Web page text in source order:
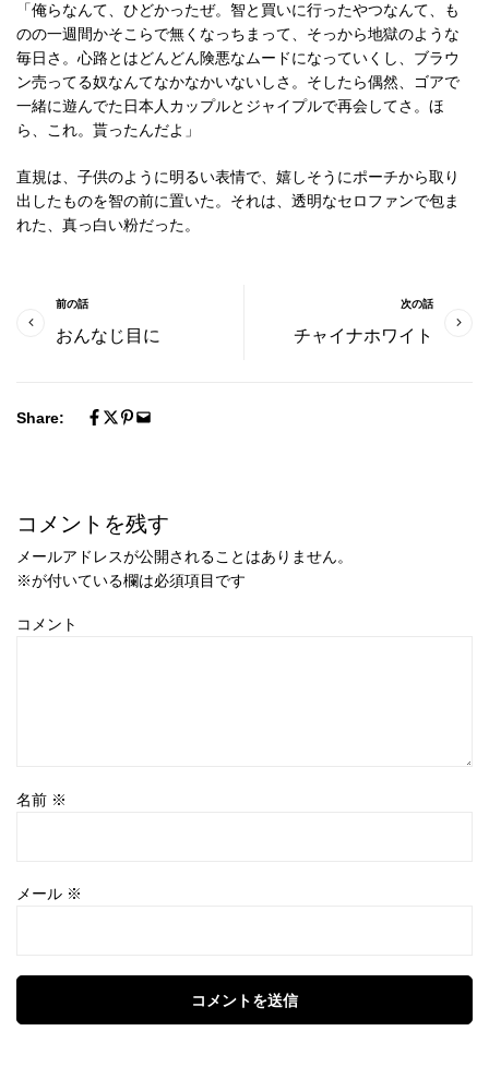
「俺らなんて、ひどかったぜ。智と買いに行ったやつなんて、も
のの一週間かそこらで無くなっちまって、そっから地獄のような
毎日さ。心路とはどんどん険悪なムードになっていくし、ブラウ
ン売ってる奴なんてなかなかいないしさ。そしたら偶然、ゴアで
一緒に遊んでた日本人カップルとジャイプルで再会してさ。ほ
ら、これ。貰ったんだよ」
直規は、子供のように明るい表情で、嬉しそうにポーチから取り
出したものを智の前に置いた。それは、透明なセロファンで包ま
れた、真っ白い粉だった。
前の話
おんなじ目に
次の話
チャイナホワイト
Share:
コメントを残す
メールアドレスが公開されることはありません。
※が付いている欄は必須項目です
コメント
名前 ※
メール ※
コメントを送信